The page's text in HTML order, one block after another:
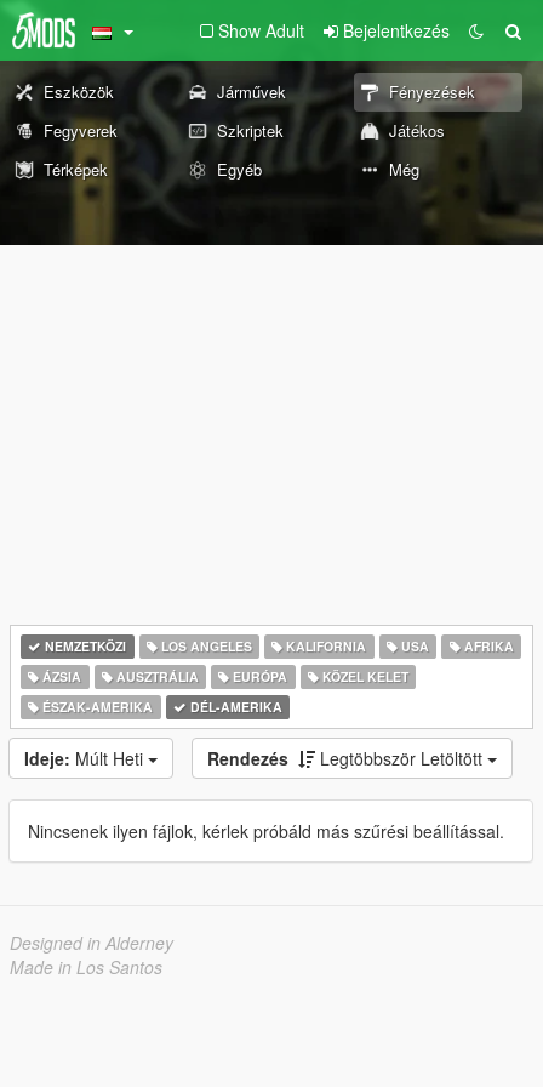
Show Adult Bejelentkezés
Eszközök Járművek
Fényezések
Fegyverek
Szkriptek
Játékos
Térképek
Egyéb Még
NEMZETKÖZI LOS ANGELES KALIFORNIA USA
AFRIKA
ÁZSIA
AUSZTRÁLIA EURÓPA
KÖZEL KELET
ÉSZAK-AMERIKA
DÉL-AMERIKA
Ideje: Múlt Heti Rendezés Legtöbbször Letöltött
Nincsenek ilyen fájlok, kérlek próbáld más szűrési beállítással.
Designed in Alderney
Made in Los Santos